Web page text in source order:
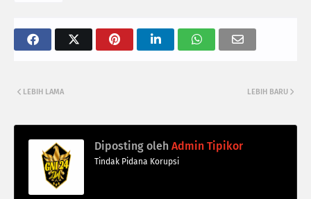
LEBIH BARU
LEBIH LAMA
Diposting oleh Admin Tipikor
Tindak Pidana Korupsi